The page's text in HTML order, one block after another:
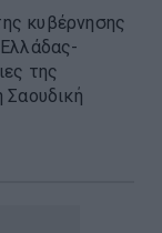
κυβέρνησης
της